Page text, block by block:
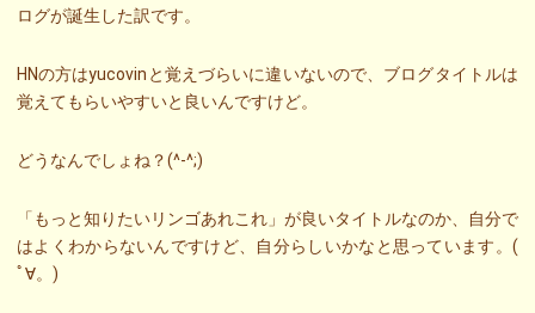
ログが誕生した訳です。
HNの方はyucovinと覚えづらいに違いないので、ブログタイトルは
覚えてもらいやすいと良いんですけど。
どうなんでしょね？(^-^;)
「もっと知りたいリンゴあれこれ」が良いタイトルなのか、自分で
はよくわからないんですけど、自分らしいかなと思っています。(
ﾟ∀。)